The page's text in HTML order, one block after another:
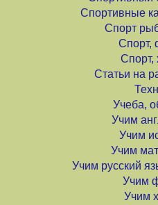
Спортивные
Спорт
Спорт,
Спорт,
Статьи на
Учеба,
Учим
Учим
Учим
Учим русский
Учим
Учим